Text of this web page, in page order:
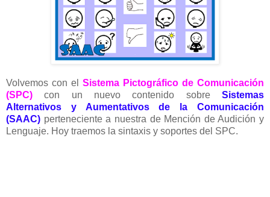
Volvemos con el Sistema Pictográfico de Comunicación
(SPC) con un nuevo contenido sobre Sistemas
Alternativos y Aumentativos de la Comunicación
(SAAC) perteneciente a nuestra de Mención de Audición y
Lenguaje. Hoy traemos la sintaxis y soportes del SPC.